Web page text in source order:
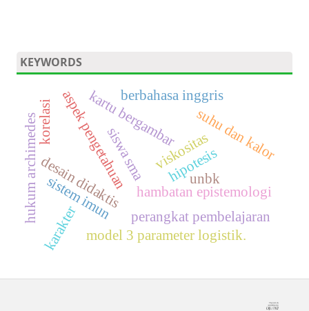
KEYWORDS
hambatan epistemologi
viskositas
perangkat pembelajaran
suhu dan kalor
siswa sma
aspek pengetahuan
desain didaktis
hukum archimedes kartu bergambar
model 3 parameter logistik.
sistem imun
karakter
korelasi
hipotesis
berbahasa inggris
unbk